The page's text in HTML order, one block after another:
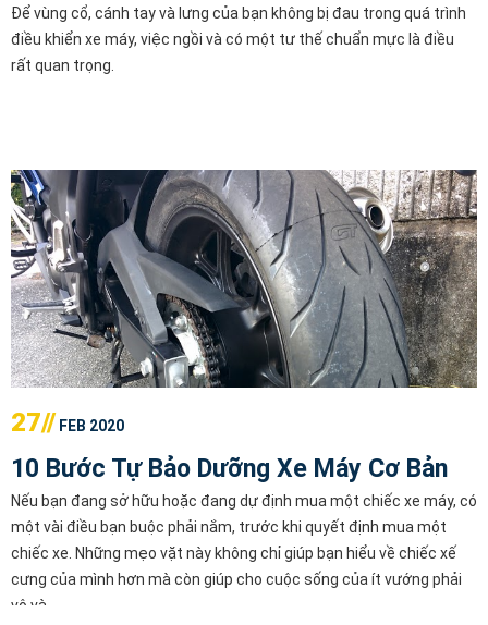
Để vùng cổ, cánh tay và lưng của bạn không bị đau trong quá trình
điều khiển xe máy, việc ngồi và có một tư thế chuẩn mực là điều
rất quan trọng.
27// FEB 2020
10 Bước Tự Bảo Dưỡng Xe Máy Cơ Bản
Nếu bạn đang sở hữu hoặc đang dự định mua một chiếc xe máy, có
một vài điều bạn buộc phải nắm, trước khi quyết định mua một
chiếc xe. Những mẹo vặt này không chỉ giúp bạn hiểu về chiếc xế
cưng của mình hơn mà còn giúp cho cuộc sống của ít vướng phải
vô và